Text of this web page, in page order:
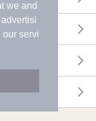
we and
our servi